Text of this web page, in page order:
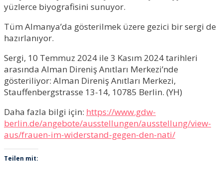
yüzlerce biyografisini sunuyor.
Tüm Almanya’da gösterilmek üzere gezici bir sergi de
hazırlanıyor.
Sergi, 10 Temmuz 2024 ile 3 Kasım 2024 tarihleri
arasında Alman Direniş Anıtları Merkezi’nde
gösteriliyor: Alman Direniş Anıtları Merkezi,
Stauffenbergstrasse 13-14, 10785 Berlin. (YH)
Daha fazla bilgi için: https://www.gdw-
berlin.de/angebote/ausstellungen/ausstellung/view-
aus/frauen-im-widerstand-gegen-den-nati/
Teilen mit: